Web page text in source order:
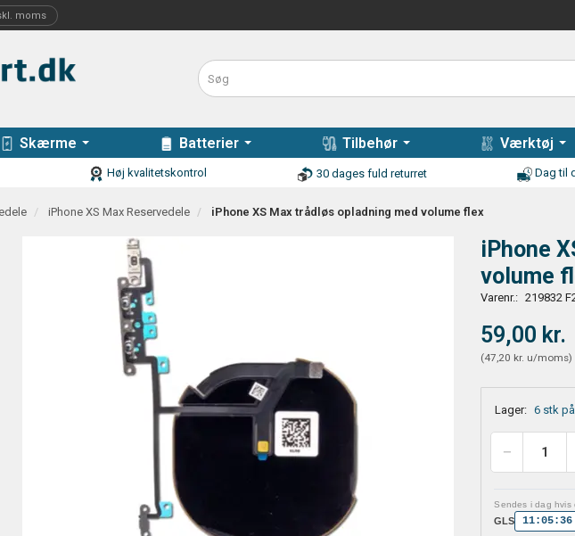
Skærme Batterier Tilbehør Værktøj
Høj kvalitetskontrol 30 dages fuld returret Dag til
iPhone XS Max Reservedele iPhone XS Max trådløs opladning med volume flex
iPhone
volume
Varenr.: 219832
59,00 kr.
(47,20 kr. u/moms)
Lager: 6 stk
Sendes i dag hvis
GLS 11:05:36